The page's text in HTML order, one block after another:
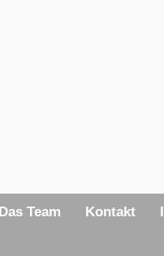
Das Team Kontakt